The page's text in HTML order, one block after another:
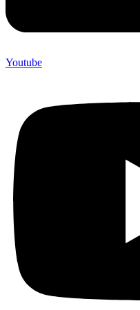
Youtube